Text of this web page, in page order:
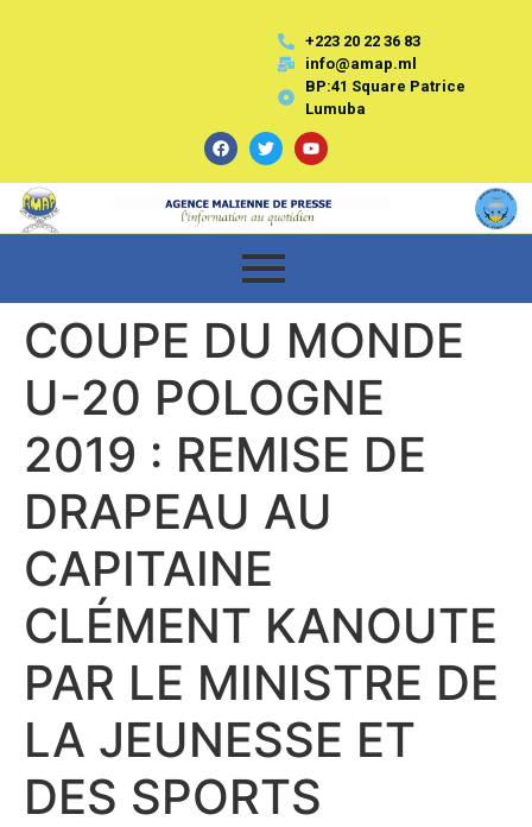
+223 20 22 36 83
info@amap.ml
BP:41 Square Patrice
Lumuba
COUPE DU MONDE
U-20 POLOGNE
2019 : REMISE DE
DRAPEAU AU
CAPITAINE
CLÉMENT KANOUTE
PAR LE MINISTRE DE
LA JEUNESSE ET
DES SPORTS